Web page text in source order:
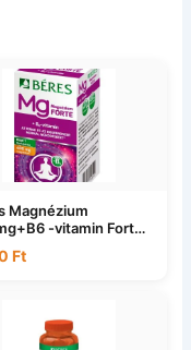
Magnézium
-vitamin Forte
Ft